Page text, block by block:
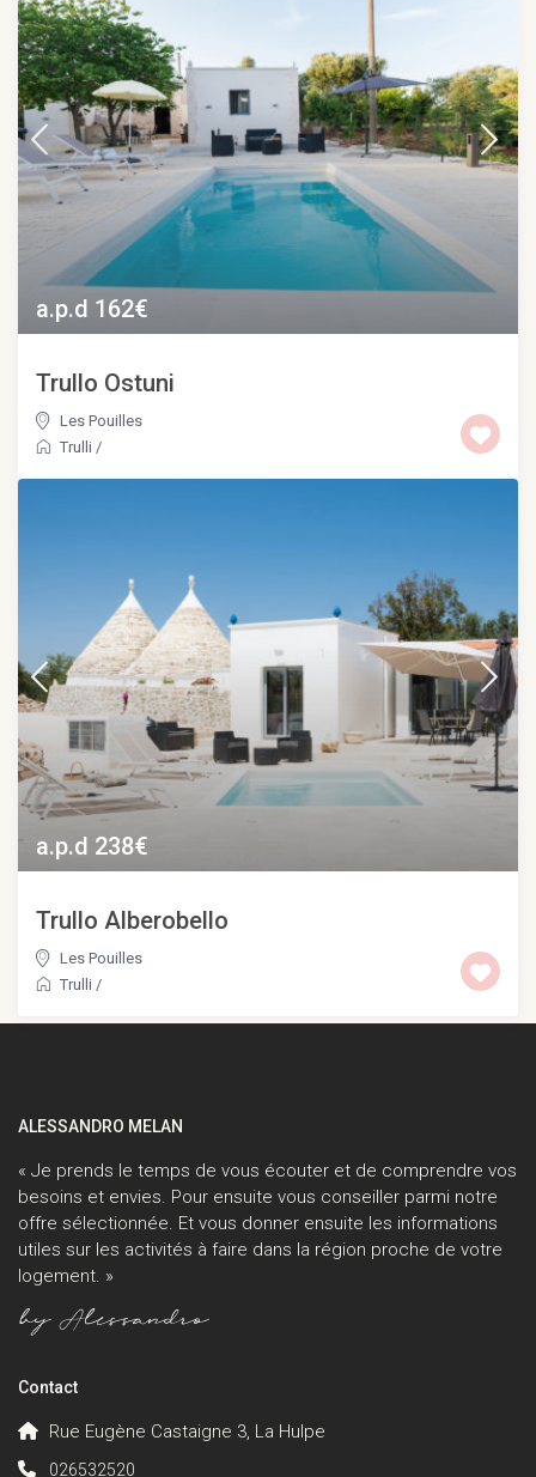
a.p.d 162€
Trullo Ostuni
Les Pouilles
Trulli /
a.p.d 238€
Trullo Alberobello
Les Pouilles
Trulli /
ALESSANDRO MELAN
« Je prends le temps de vous écouter et de comprendre vos
besoins et envies. Pour ensuite vous conseiller parmi notre
offre sélectionnée. Et vous donner ensuite les informations
utiles sur les activités à faire dans la région proche de votre
logement. »
Contact
Rue Eugène Castaigne 3, La Hulpe
026532520